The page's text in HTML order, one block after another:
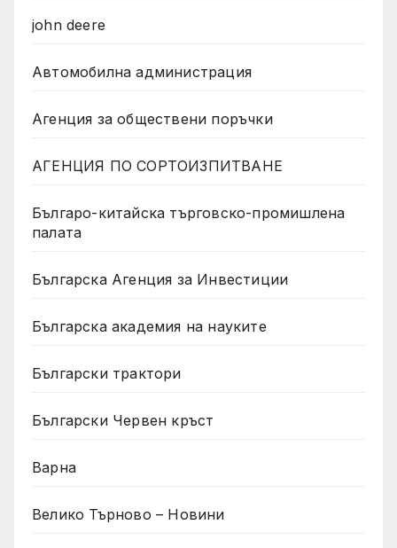
john deere
Автомобилна администрация
Агенция за обществени поръчки
АГЕНЦИЯ ПО СОРТОИЗПИТВАНЕ
Българо-китайска търговско-промишлена
палата
Българска Агенция за Инвестиции
Българска академия на науките
Български трактори
Български Червен кръст
Варна
Велико Търново – Новини